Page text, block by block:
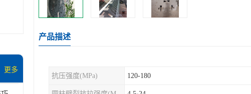
更多
产品描述
抗压强度(MPa) 120-180